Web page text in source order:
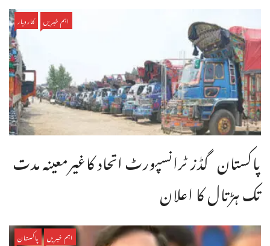
اہم خبریں کاروبار
پاکستان گڈز ٹرانسپورٹ اتحاد کاغیرمعینہ مدت
تک ہڑتال کا اعلان
اہم خبریں پاکستان